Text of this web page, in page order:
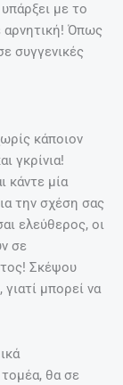
με το
αρνητική! Όπως
συγγενικές
κάποιον
γκρίνια!
κάντε μία
την σχέση σας
ελεύθερος, οι
σε
Σκέψου
μπορεί να
θα σε